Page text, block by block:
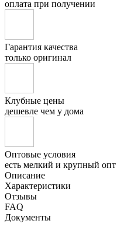
оплата при получении
Гарантия качества
только оригинал
Клубные цены
дешевле чем у дома
Оптовые условия
есть мелкий и крупный опт
Описание
Характеристики
Отзывы
FAQ
Документы